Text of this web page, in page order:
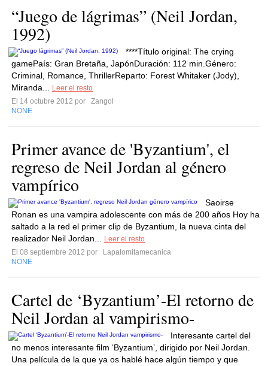
“Juego de lágrimas” (Neil Jordan,
1992)
****Título original: The crying
gamePaís: Gran Bretaña, JapónDuración: 112 min.Género:
Criminal, Romance, ThrillerReparto: Forest Whitaker (Jody),
Miranda...
Leer el resto
El 14 octubre 2012 por
Zangol
NONE
Primer avance de 'Byzantium', el
regreso de Neil Jordan al género
vampírico
Saoirse
Ronan es una vampira adolescente con más de 200 años Hoy ha
saltado a la red el primer clip de Byzantium, la nueva cinta del
realizador Neil Jordan...
Leer el resto
El 08 septiembre 2012 por
Lapalomitamecanica
NONE
Cartel de ‘Byzantium’-El retorno de
Neil Jordan al vampirismo-
Interesante cartel del
no menos interesante film ‘Byzantium’, dirigido por Neil Jordan.
Una película de la que ya os hablé hace algún tiempo y que